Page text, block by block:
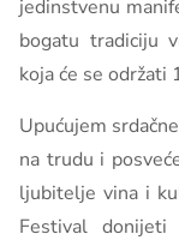
jedinstvenu
bogatu tradiciju
koja će se održati
Upućujem
na trudu i
ljubitelje vina i
Festival donijeti